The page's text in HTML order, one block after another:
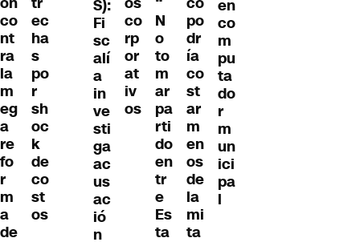
co
nt
ra
la
m
eg
a
re
fo
r
m
a
de
ec
ha
s
po
r
sh
oc
k
de
co
st
os
S):
Fi
sc
alí
a
in
ve
sti
ga
ac
us
ac
ió
n
co
rp
or
at
iv
os
N
o
to
m
ar
pa
rti
do
en
tr
e
Es
ta
po
dr
ía
co
st
ar
m
en
os
de
la
mi
ta
en
co
m
pu
ta
do
r
m
un
ici
pa
l